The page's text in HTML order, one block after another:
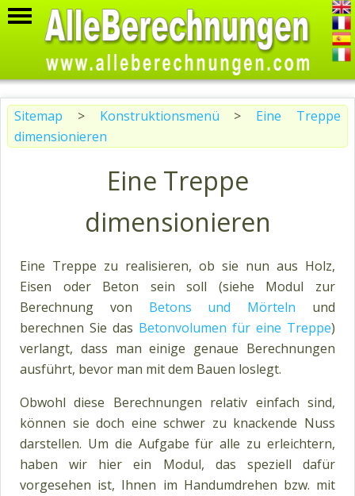
Sitemap > Konstruktionsmenü > Eine Treppe
dimensionieren
Eine Treppe
dimensionieren
Eine Treppe zu realisieren, ob sie nun aus Holz,
Eisen oder Beton sein soll (siehe Modul zur
Berechnung von Betons und Mörteln und
berechnen Sie das Betonvolumen für eine Treppe)
verlangt, dass man einige genaue Berechnungen
ausführt, bevor man mit dem Bauen loslegt.
Obwohl diese Berechnungen relativ einfach sind,
können sie doch eine schwer zu knackende Nuss
darstellen. Um die Aufgabe für alle zu erleichtern,
haben wir hier ein Modul, das speziell dafür
vorgesehen ist, Ihnen im Handumdrehen bzw. mit